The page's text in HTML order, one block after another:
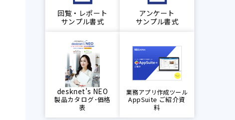
回覧・レポート
サンプル書式
アンケート
サンプル書式
desknet's NEO
製品カタログ･価格
表
業務アプリ作成ツール
AppSuite ご紹介資
料